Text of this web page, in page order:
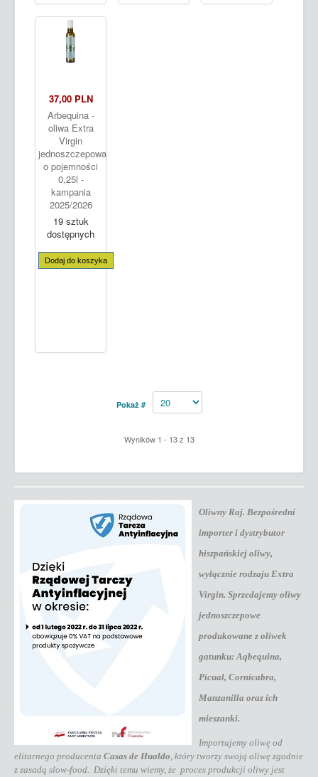
37,00 PLN
Arbequina -
oliwa Extra
Virgin
jednoszczepowa
o pojemności
0,25l -
kampania
2025/2026
19 sztuk
dostępnych
Dodaj do koszyka
Pokaż #
Wyników 1 - 13 z 13
Oliwny Raj. Bezpośredni
importer i dystrybutor
hiszpańskiej oliwy,
wyłącznie rodzaju Extra
Virgin. Sprzedajemy oliwy
jednoszczepowe
produkowane z oliwek
gatunku: Aqbequina,
Picual, Cornicabra,
Manzanilla oraz ich
mieszanki.
Importujemy oliwę od
elitarnego producenta Casas de Hualdo , który tworzy swoją oliwę zgodnie
z zasadą slow-food. Dzięki temu wiemy, że proces produkcji oliwy jest